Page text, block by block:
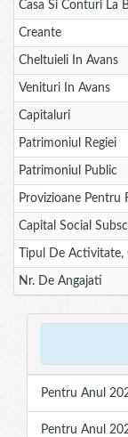
Casa Si Conturi La
Creante
Cheltuieli In Avans
Venituri In Avans
Capitaluri
Patrimoniul Regiei
Patrimoniul Public
Provizioane Pentru
Capital Social
Tipul De
Nr. De Angajati
Pentru Anul
Pentru Anul